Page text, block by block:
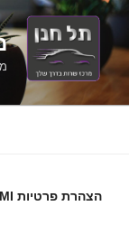
הצהרת פרטיות UMI